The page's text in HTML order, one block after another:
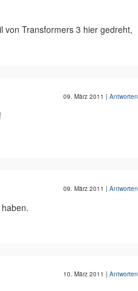
von Transformers 3 hier gedreht,
09. März 2011 | Antworten
09. März 2011 | Antworten
10. März 2011 | Antworten